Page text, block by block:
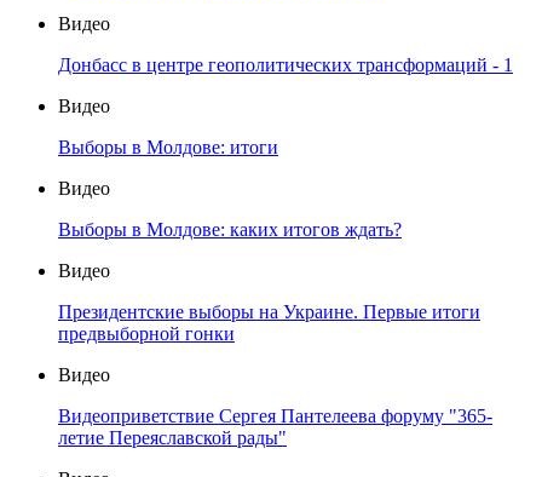
Видео
Донбасс в центре геополитических трансформаций - 1
Видео
Выборы в Молдове: итоги
Видео
Выборы в Молдове: каких итогов ждать?
Видео
Президентские выборы на Украине. Первые итоги
предвыборной гонки
Видео
Видеоприветствие Сергея Пантелеева форуму "365-
летие Переяславской рады"